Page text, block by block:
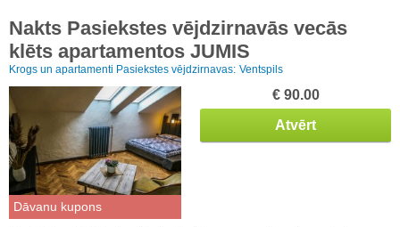
Nakts Pasiekstes vējdzirnavās vecās
klēts apartamentos JUMIS
Krogs un apartamenti Pasiekstes vējdzirnavas: Ventspils
Dāvanu kupons
€ 90.00
Atvērt